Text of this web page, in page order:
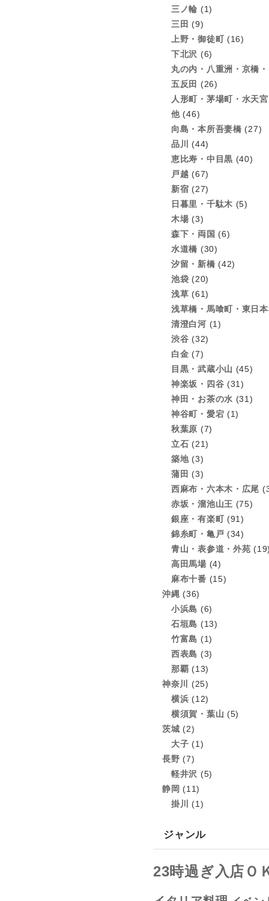
三ノ輪 (1)
三田 (9)
上野・御徒町(16)
下北沢 (6)
丸の内・八重洲・京橋
五反田
(26)
人形町・茅場町・水天宮
他(46)
向島・本所吾妻橋 (27)
品川
(44)
恵比寿・中目黒 (40)
戸越 (67)
新宿 (27)
日暮里・千駄木 (5)
木場 (3)
森下・両国 (6)
水道橋 (30)
汐留・新橋 (42)
池袋 (20)
浅草 (61)
浅草橋・馬喰町・東日
清澄白河 (1)
渋谷 (32)
白金 (7)
目黒・武蔵小山 (45)
神楽坂・四谷 (31)
神田・お茶の水 (31)
神谷町・愛宕 (1)
秋葉原 (7)
立石 (21)
築地(3)
蒲田 (3)
西麻布・六本木・広尾
赤坂・溜池山王 (75)
銀座・有楽町(91)
錦糸町・亀戸 (34)
青山・表参道・外苑 (19)
高田馬場 (4)
麻布十番 (15)
沖縄 (36)
小浜島 (6)
石垣島 (13)
竹富島 (1)
西表島 (3)
那覇 (13)
神奈川
(25)
横浜 (12)
横須賀・葉山 (5)
茨城 (2)
大子 (1)
長野 (7)
軽井沢 (5)
静岡 (11)
掛川
(1)
ジャンル
23時過ぎ入店Ｏ